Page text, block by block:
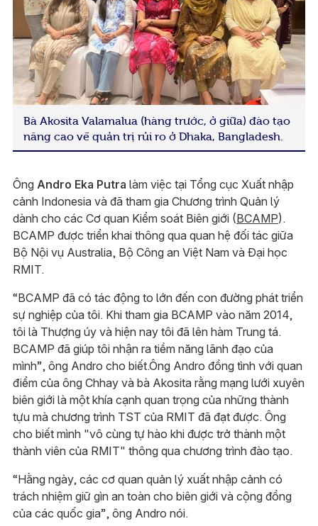
Bà Akosita Valamalua (hàng trước, ở giữa) đào tạo
nâng cao về quản trị rủi ro ở Dhaka, Bangladesh.
Ông Andro Eka Putra làm việc tại Tổng cục Xuất nhập
cảnh Indonesia và đã tham gia Chương trình Quản lý
dành cho các Cơ quan Kiểm soát Biên giới (BCAMP).
BCAMP được triển khai thông qua quan hệ đối tác giữa
Bộ Nội vụ Australia, Bộ Công an Việt Nam và Đại học
RMIT.
“BCAMP đã có tác động to lớn đến con đường phát triển
sự nghiệp của tôi. Khi tham gia BCAMP vào năm 2014,
tôi là Thượng úy và hiện nay tôi đã lên hàm Trung tá.
BCAMP đã giúp tôi nhận ra tiềm năng lãnh đạo của
mình”, ông Andro cho biết.Ông Andro đồng tình với quan
điểm của ông Chhay và bà Akosita rằng mạng lưới xuyên
biên giới là một khía cạnh quan trọng của những thành
tựu mà chương trình TST của RMIT đã đạt được. Ông
cho biết mình "vô cùng tự hào khi được trở thành một
thành viên của RMIT" thông qua chương trình đào tạo.
“Hằng ngày, các cơ quan quản lý xuất nhập cảnh có
trách nhiệm giữ gìn an toàn cho biên giới và cộng đồng
của các quốc gia”, ông Andro nói.